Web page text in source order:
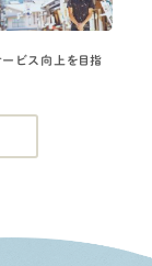
ービス向上を目指